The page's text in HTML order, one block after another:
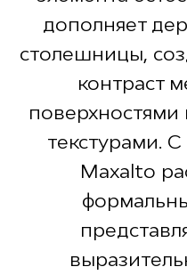
дополняет
столешницы,
контраст
текстурами.
Maxalto